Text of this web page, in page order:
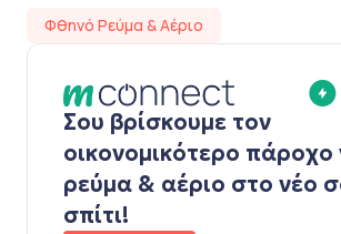
Φθηνό Ρεύμα & Αέριο
Σου βρίσκουμε τον
οικονομικότερο πάροχο
ρεύμα & αέριο στο νέο
σπίτι!